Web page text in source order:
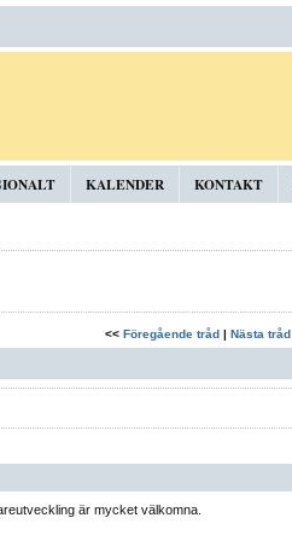
KALENDER KONTAKT
<< Föregående tråd | Nästa tråd
är mycket välkomna.